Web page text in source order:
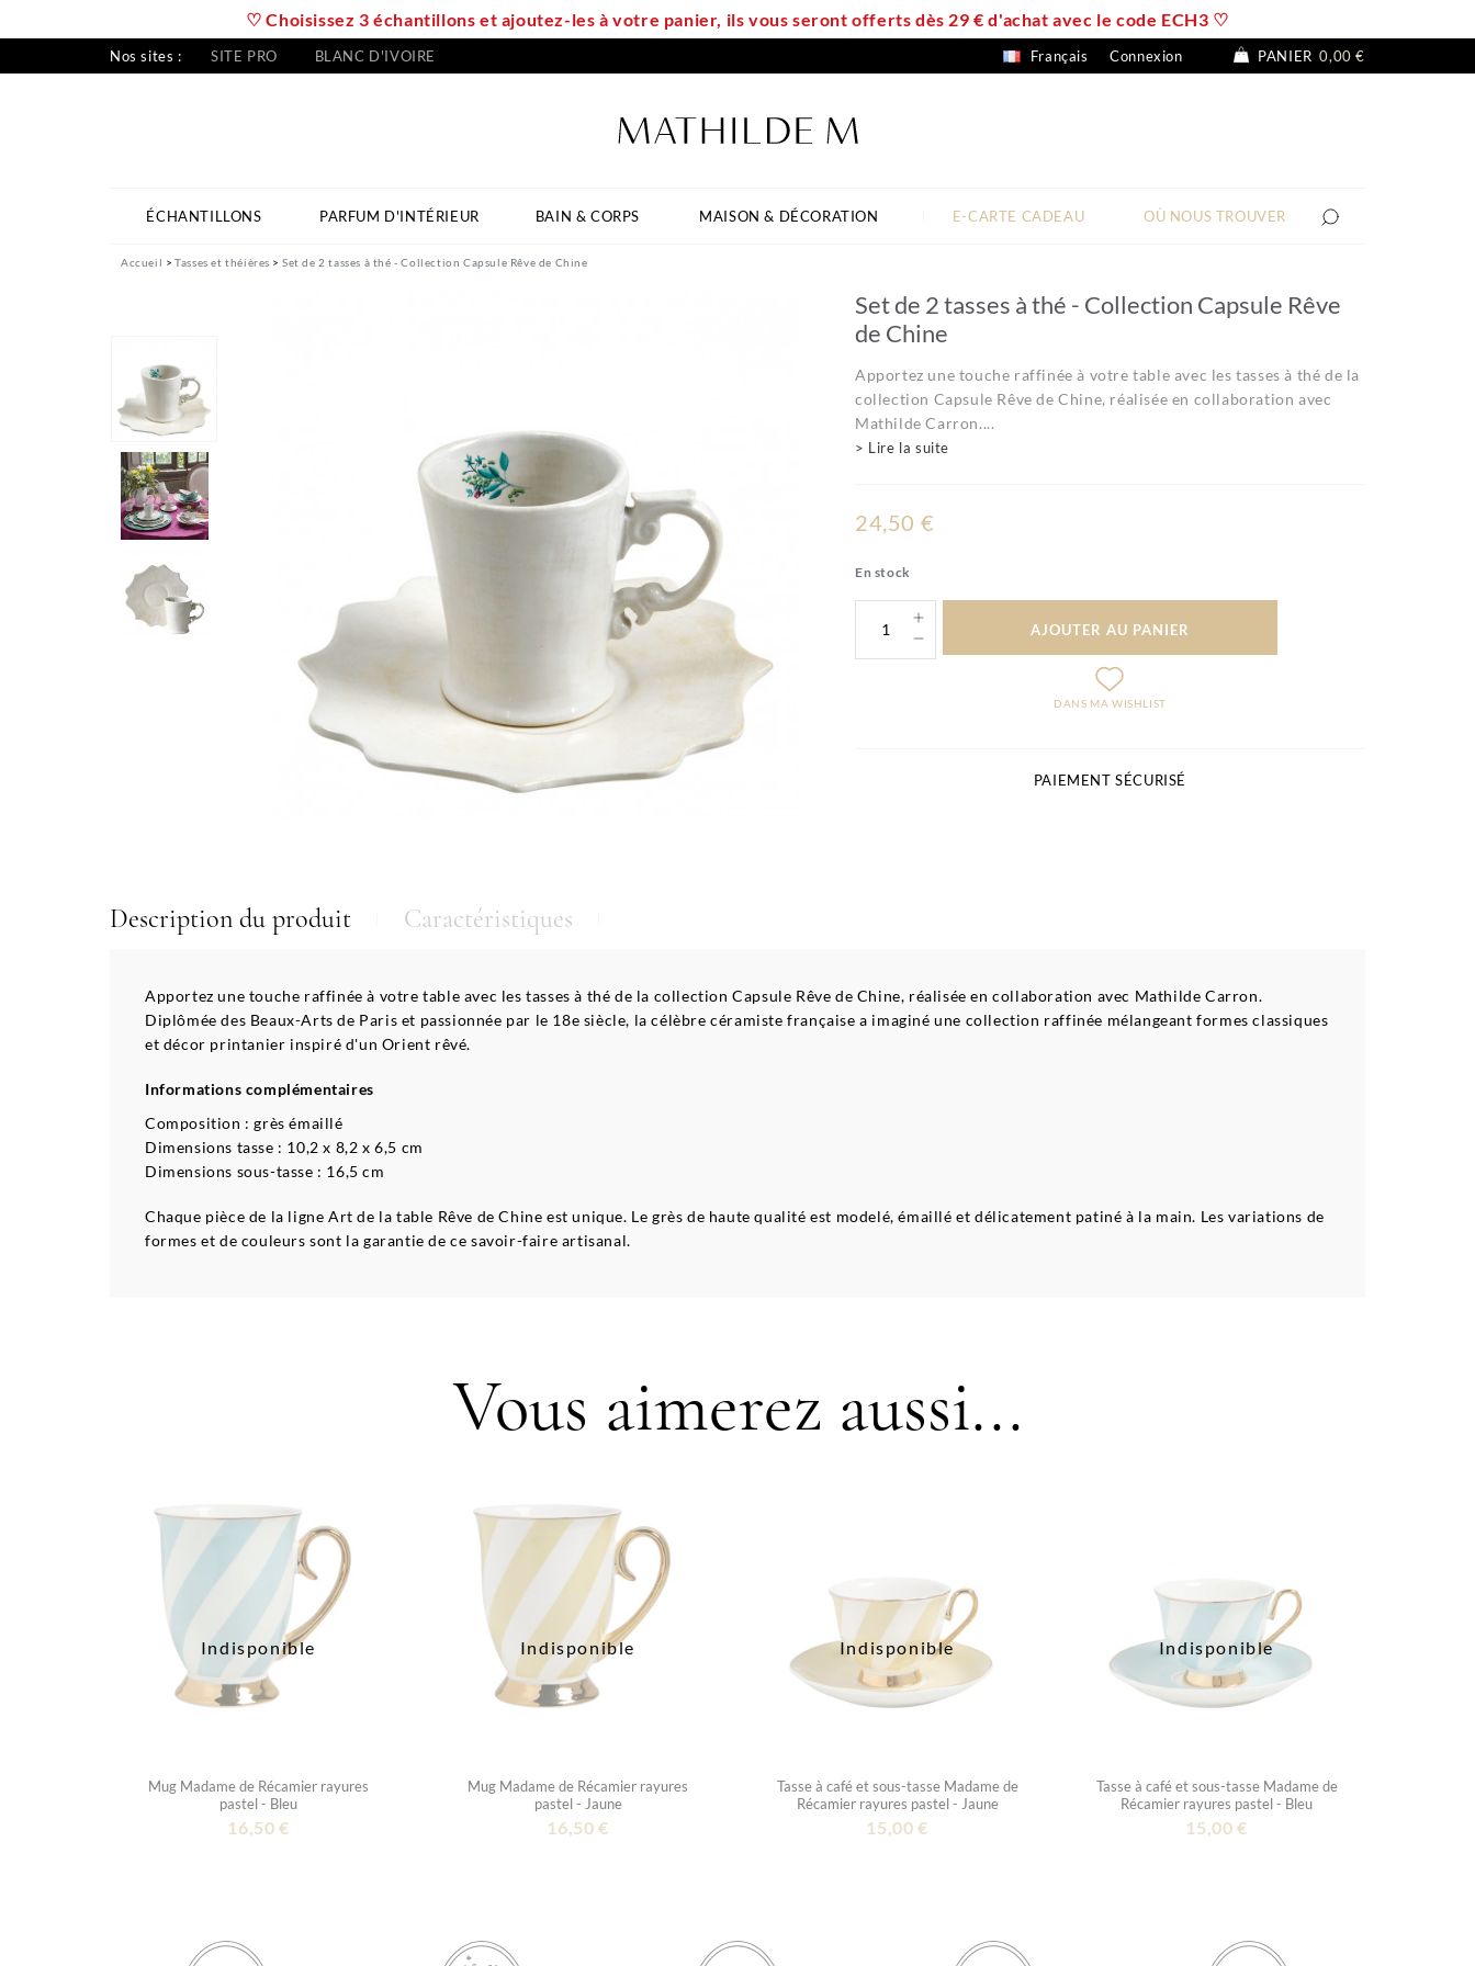
♡ Choisissez 3 échantillons et ajoutez-les à votre panier, ils vous seront offerts dès 29 € d'achat avec le code ECH3 ♡
Nos sites : SITE PRO BLANC D'IVOIRE Français Connexion PANIER 0,00 €
ÉCHANTILLONS PARFUM D'INTÉRIEUR BAIN & CORPS MAISON & DÉCORATION E-CARTE CADEAU OÙ NOUS TROUVER
Accueil Tasses et théières Set de 2 tasses à thé - Collection Capsule Rêve de Chine
Set de 2 tasses à thé - Collection Capsule Rêve
de Chine
Apportez une touche raffinée à votre table avec les tasses à thé de la
collection Capsule Rêve de Chine, réalisée en collaboration avec
Mathilde Carron....
> Lire la suite
24,50 €
En stock
AJOUTER AU PANIER
DANS MA WISHLIST
PAIEMENT SÉCURISÉ
Description du produit Caractéristiques
Apportez une touche raffinée à votre table avec les tasses à thé de la collection Capsule Rêve de Chine, réalisée en collaboration avec Mathilde Carron.
Diplômée des Beaux-Arts de Paris et passionnée par le 18e siècle, la célèbre céramiste française a imaginé une collection raffinée mélangeant formes classiques
et décor printanier inspiré d'un Orient rêvé.
Informations complémentaires
Composition : grès émaillé
Dimensions tasse : 10,2 x 8,2 x 6,5 cm
Dimensions sous-tasse : 16,5 cm
Chaque pièce de la ligne Art de la table Rêve de Chine est unique. Le grès de haute qualité est modelé, émaillé et délicatement patiné à la main. Les variations de
formes et de couleurs sont la garantie de ce savoir-faire artisanal.
Vous aimerez aussi...
Indisponible
Mug Madame de Récamier rayures
pastel - Bleu
16,50 €
Indisponible
Mug Madame de Récamier rayures
pastel - Jaune
16,50 €
Indisponible
Tasse à café et sous-tasse Madame de
Récamier rayures pastel - Jaune
15,00 €
Indisponible
Tasse à café et sous-tasse Madame de
Récamier rayures pastel - Bleu
15,00 €